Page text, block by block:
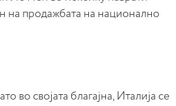
на продажбата на национално
во својата благајна, Италија се